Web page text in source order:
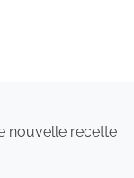
nouvelle recette